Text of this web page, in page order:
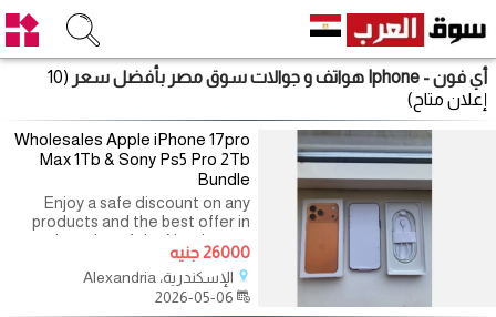
أي فون - Iphone هواتف و جوالات سوق مصر بأفضل سعر
(10
إعلان متاح)
Wholesales Apple iPhone 17pro
Max 1Tb & Sony Ps5 Pro 2Tb
Bundle
Enjoy a safe discount on any
products and the best offer in
the sales of the New Latest
Apple iPhone 15,16,17 series &
Sony Ps5 Pro Game Consoles are
available in stock ,
26000 جنيه
الإسكندرية، Alexandria